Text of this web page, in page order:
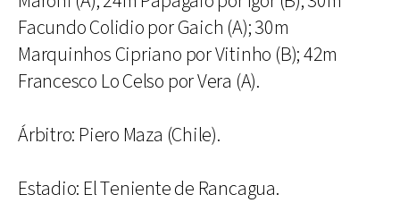
Facundo Colidio por Gaich (A); 30m
Marquinhos Cipriano por Vitinho (B); 42m
Francesco Lo Celso por Vera (A).
Árbitro: Piero Maza (Chile).
Estadio: El Teniente de Rancagua.